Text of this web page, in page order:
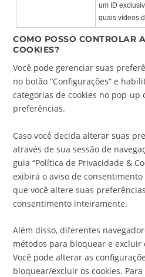
um ID
quais vídeos
COMO POSSO CONTROLAR
COOKIES?
Você pode gerenciar suas
no botão “Configurações” e
categorias de cookies no pop-up
preferências.
Caso você decida alterar suas
através de sua sessão de
guia “Política de Privacidade &
exibirá o aviso de
que você altere suas
consentimento inteiramente.
Além disso, diferentes
métodos para bloquear e excluir
Você pode alterar as
bloquear/excluir os cookies.